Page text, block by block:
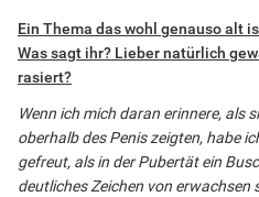
Ein Thema das wohl genauso alt
Was sagt ihr? Lieber natürlich
rasiert?
Wenn ich mich daran erinnere, als
oberhalb des Penis zeigten, habe
gefreut, als in der Pubertät ein
deutliches Zeichen von erwachsen